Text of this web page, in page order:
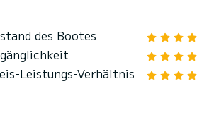
des Bootes
Leistungs-Verhältnis